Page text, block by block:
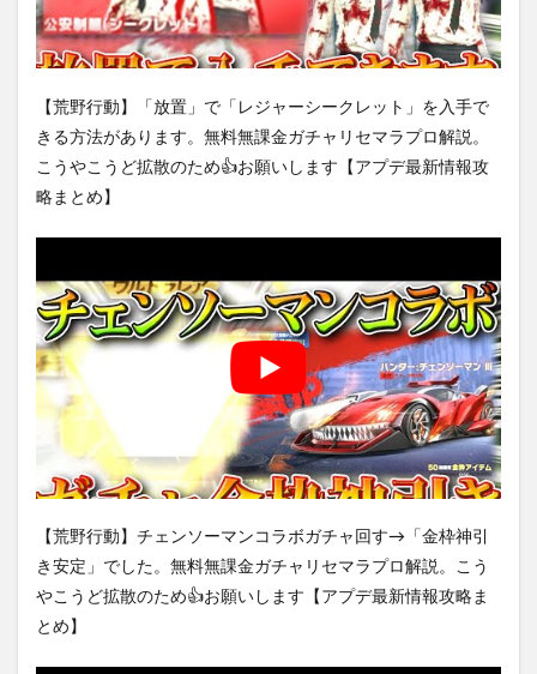
【荒野行動】「放置」で「レジャーシークレット」を入手で
きる方法があります。無料無課金ガチャリセマラプロ解説。
こうやこうど拡散のため👍お願いします【アプデ最新情報攻
略まとめ】
【荒野行動】チェンソーマンコラボガチャ回す→「金枠神引
き安定」でした。無料無課金ガチャリセマラプロ解説。こう
やこうど拡散のため👍お願いします【アプデ最新情報攻略ま
とめ】